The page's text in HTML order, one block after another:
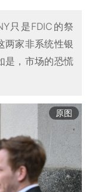
只是FDIC的祭
两家非系统性银
是，市场的恐慌
原图